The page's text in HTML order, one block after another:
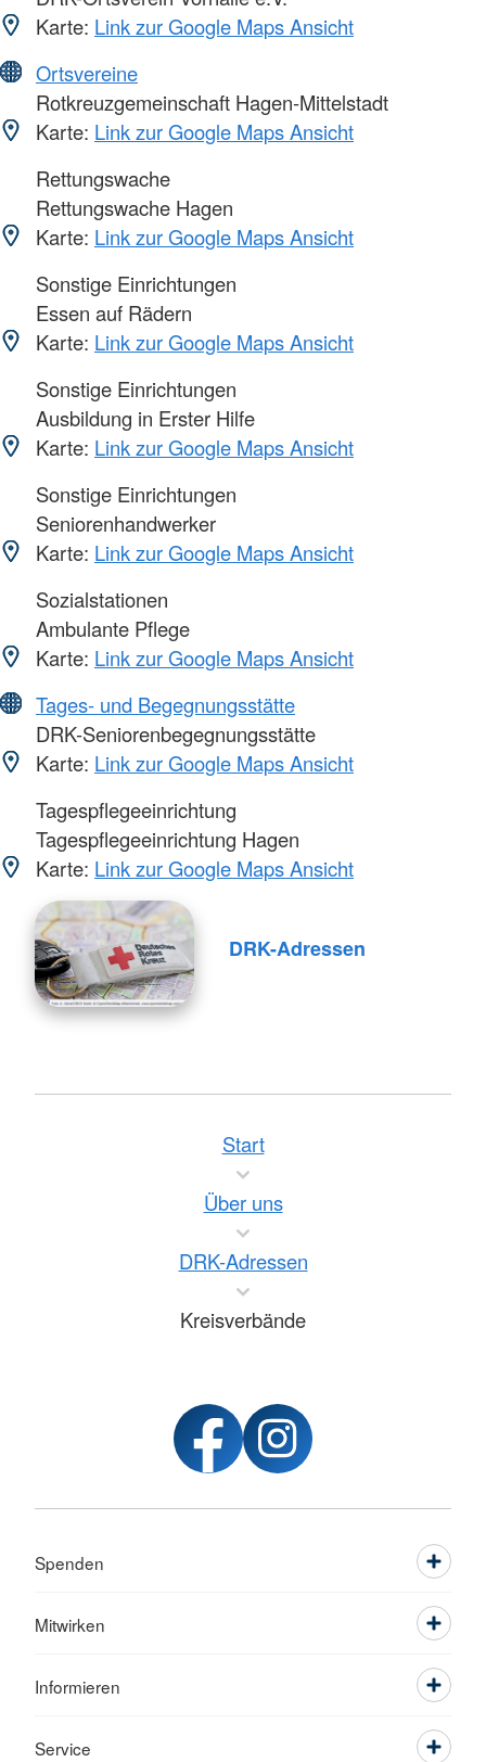
Karte: Link zur Google Maps Ansicht
Ortsvereine
Rotkreuzgemeinschaft Hagen-Mittelstadt
Karte: Link zur Google Maps Ansicht
Rettungswache
Rettungswache Hagen
Karte: Link zur Google Maps Ansicht
Sonstige Einrichtungen
Essen auf Rädern
Karte: Link zur Google Maps Ansicht
Sonstige Einrichtungen
Ausbildung in Erster Hilfe
Karte: Link zur Google Maps Ansicht
Sonstige Einrichtungen
Seniorenhandwerker
Karte: Link zur Google Maps Ansicht
Sozialstationen
Ambulante Pflege
Karte: Link zur Google Maps Ansicht
Tages- und Begegnungsstätte
DRK-Seniorenbegegnungsstätte
Karte: Link zur Google Maps Ansicht
Tagespflegeeinrichtung
Tagespflegeeinrichtung Hagen
Karte: Link zur Google Maps Ansicht
DRK-Adressen
Start
Über uns
DRK-Adressen
Kreisverbände
Spenden
Mitwirken
Informieren
Service